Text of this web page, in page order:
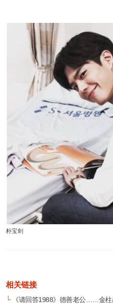
朴宝剑
相关链接
└《请回答1988》德善老公……金柱